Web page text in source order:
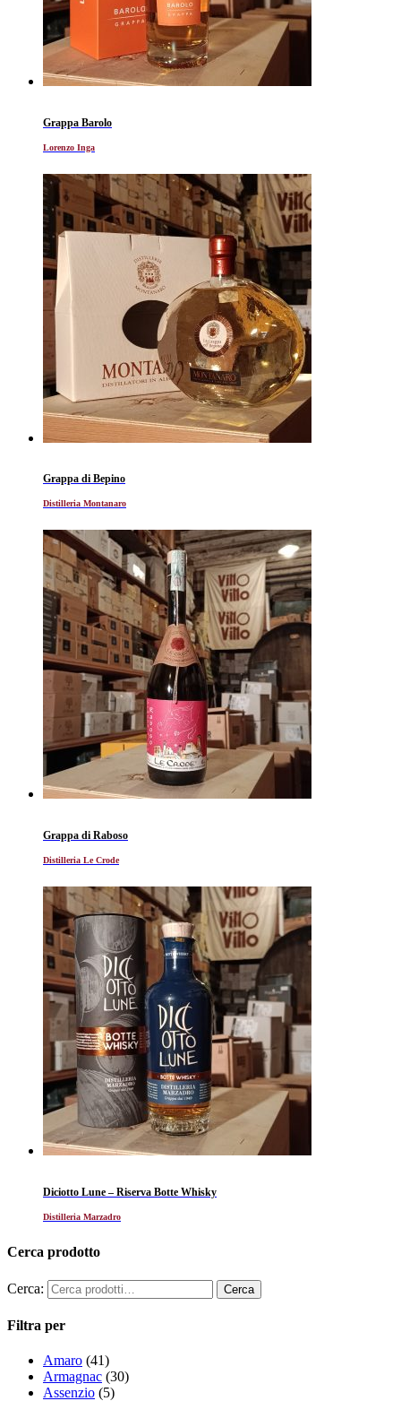
Grappa Barolo
Lorenzo Inga
Grappa di Bepino
Distilleria Montanaro
Grappa di Raboso
Distilleria Le Crode
Diciotto Lune – Riserva Botte Whisky
Distilleria Marzadro
Cerca prodotto
Cerca:
Filtra per
Amaro (41)
Armagnac (30)
Assenzio (5)